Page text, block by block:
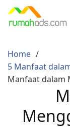
Skip
Home
5 Manfaat
Manfaat dalam